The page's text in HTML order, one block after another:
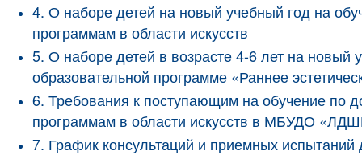
4. О наборе детей на новый учебный год на
программам в области искусств
5. О наборе детей в возрасте 4-6 лет на
образовательной программе «Раннее
6. Требования к поступающим на обучение по
программам в области искусств в МБУДО
7. График консультаций и приемных